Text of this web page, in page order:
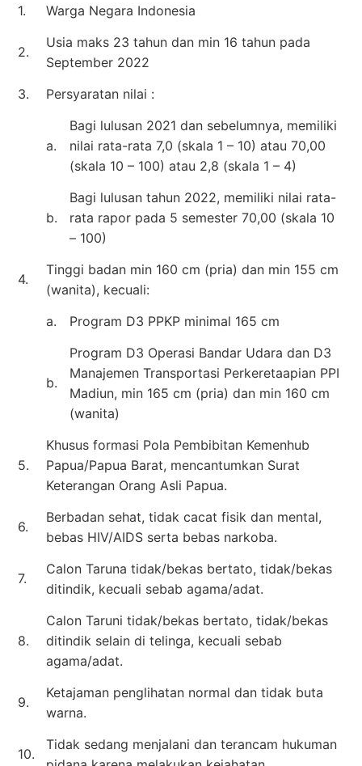
1. Warga Negara Indonesia
2.
Usia maks 23 tahun dan min 16 tahun pada
September 2022
3.
Persyaratan nilai :
a.
Bagi lulusan 2021 dan sebelumnya, memiliki
nilai rata-rata 7,0 (skala 1 – 10) atau 70,00
(skala 10 – 100) atau 2,8 (skala 1 – 4)
b.
Bagi lulusan tahun 2022, memiliki nilai rata-
rata rapor pada 5 semester 70,00 (skala 10
– 100)
4.
Tinggi badan min 160 cm (pria) dan min 155 cm
(wanita), kecuali:
a.
Program D3 PPKP minimal 165 cm
b.
Program D3 Operasi Bandar Udara dan D3
Manajemen Transportasi Perkeretaapian PPI
Madiun, min 165 cm (pria) dan min 160 cm
(wanita)
5.
Khusus formasi Pola Pembibitan Kemenhub
Papua/Papua Barat, mencantumkan Surat
Keterangan Orang Asli Papua.
6.
Berbadan sehat, tidak cacat fisik dan mental,
bebas HIV/AIDS serta bebas narkoba.
7.
Calon Taruna tidak/bekas bertato, tidak/bekas
ditindik, kecuali sebab agama/adat.
8.
Calon Taruni tidak/bekas bertato, tidak/bekas
ditindik selain di telinga, kecuali sebab
agama/adat.
9.
Ketajaman penglihatan normal dan tidak buta
warna.
10.
Tidak sedang menjalani dan terancam hukuman